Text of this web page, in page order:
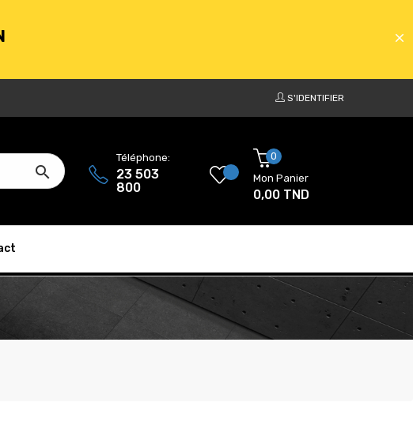
D'ACHATS
D'ACHATS
S'IDENTIFIER

Téléphone:
23 503
800
0
Mon Panier
0,00 TND